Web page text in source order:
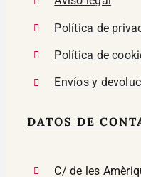
Política de
Política de
Envíos y
DATOS DE
C/ de les